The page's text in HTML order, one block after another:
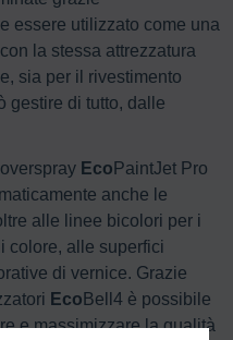
essere utilizzato come una
la stessa attrezzatura
sia per il rivestimento
gestire di tutto, dalle
Eco PaintJet Pro
anche le
alle linee bicolori per i
colore, alle superfici
di vernice. Grazie
Eco Bell4 è possibile
e massimizzare la qualità